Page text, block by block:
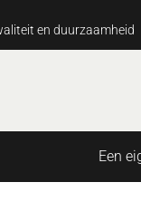
en duurzaamheid
Een